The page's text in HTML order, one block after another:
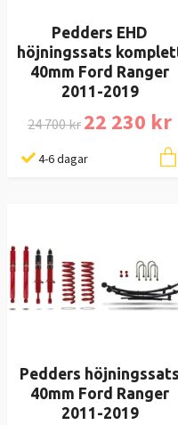
Pedders EHD
höjningssats
40mm Ford Ranger
2011-2019
24 700 kr 22 230 kr
4-6 dagar
Pedders höjningssats
40mm Ford Ranger
2011-2019